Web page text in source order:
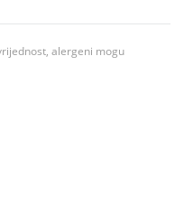
alergeni mogu